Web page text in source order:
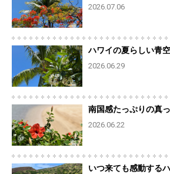
2026.07.06
ハワイの夏らしい青
2026.06.29
南国感たっぷりの真
2026.06.22
いつ来ても感動する